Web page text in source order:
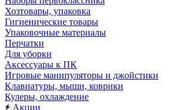
Хозтовары, упаковка
Гигиенические товары
Упаковочные материалы
Перчатки
Для уборки
Аксессуары к ПК
Игровые манипуляторы и джойстики
Клавиатуры, мыши, коврики
Кулеры, охлаждение
Акции